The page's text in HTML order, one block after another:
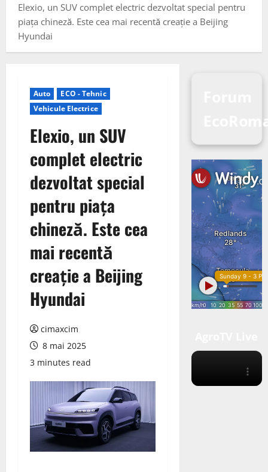
Elexio, un SUV complet electric dezvoltat special pentru
piața chineză. Este cea mai recentă creație a Beijing
Hyundai
Auto
ECO - Tehnic
Vehicule Electrice
Elexio, un SUV
complet electric
dezvoltat special
pentru piața
chineză. Este cea
mai recentă
creație a Beijing
Hyundai
cimaxcim
8 mai 2025
3 minutes read